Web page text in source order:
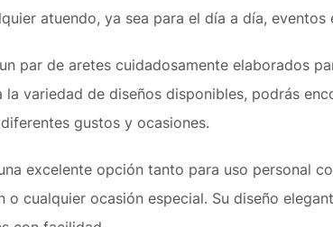
atuendo, ya sea para el día a día,
par de aretes cuidadosamente elaborados
variedad de diseños disponibles, podrás
gustos y ocasiones.
excelente opción tanto para uso personal
o cualquier ocasión especial. Su diseño